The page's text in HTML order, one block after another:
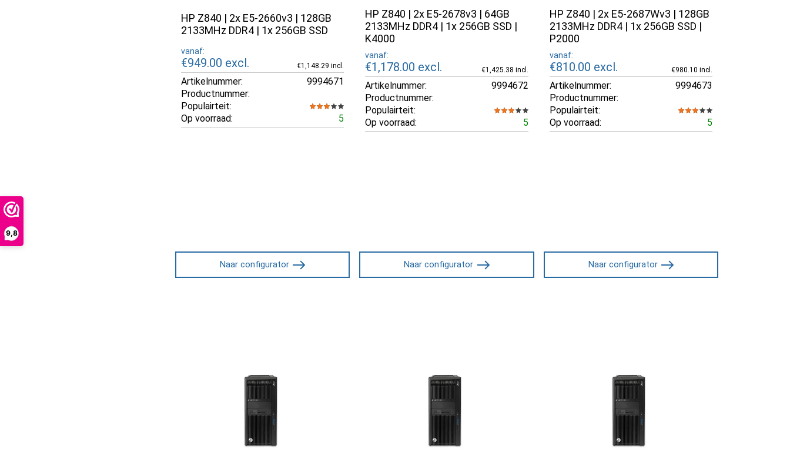
9,8
HP Z840 | 2x E5-2660v3 | 128GB
2133MHz DDR4 | 1x 256GB SSD
vanaf:
€949.00 excl. €1,148.29 incl.
Artikelnummer:
9994671
Productnummer:
Populairteit:
Op voorraad:
5
Naar configurator
HP Z840 | 2x E5-2678v3 | 64GB
2133MHz DDR4 | 1x 256GB SSD |
K4000
vanaf:
€1,178.00 excl. €1,425.38 incl.
Artikelnummer:
9994672
Productnummer:
Populairteit:
Op voorraad:
5
Naar configurator
HP Z840 | 2x E5-2687Wv3 | 128GB
2133MHz DDR4 | 1x 256GB SSD |
P2000
vanaf:
€810.00 excl. €980.10 incl.
Artikelnummer:
9994673
Productnummer:
Populairteit:
Op voorraad:
5
Naar configurator